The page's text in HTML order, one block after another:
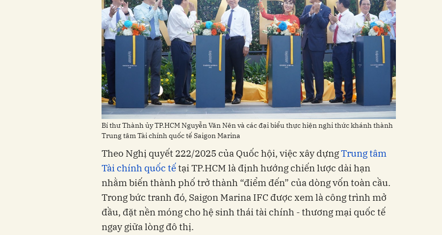
Bí thư Thành ủy TP.HCM Nguyễn Văn Nên và các đại biểu thực hiện nghi thức khánh thành
Trung tâm Tài chính quốc tế Saigon Marina
Theo Nghị quyết 222/2025 của Quốc hội, việc xây dựngTrung tâm
Tài chính quốc tếtại TP.HCM là định hướng chiến lược dài hạn
nhằm biến thành phố trở thành “điểm đến” của dòng vốn toàn cầu.
Trong bức tranh đó, Saigon Marina IFC được xem là công trình mở
đầu, đặt nền móng cho hệ sinh thái tài chính - thương mại quốc tế
ngay giữa lòng đô thị.